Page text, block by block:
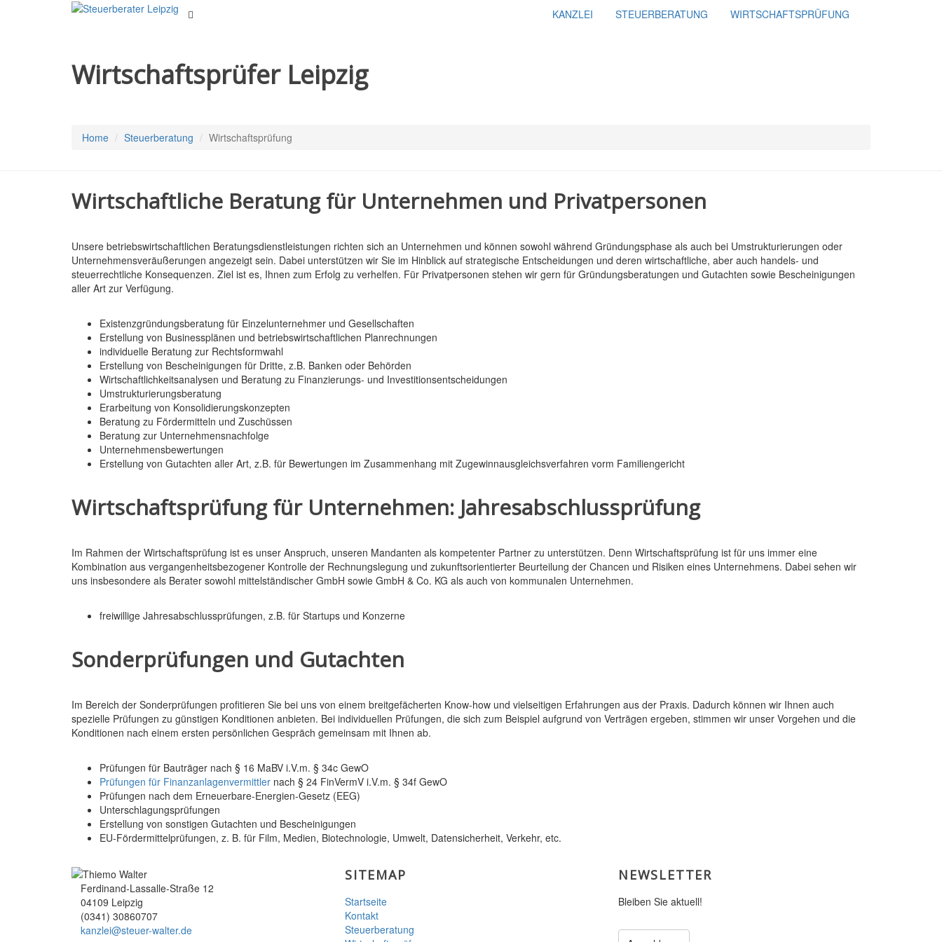
KANZLEI STEUERBERATUNG WIRTSCHAFTSPRÜFUNG
Wirtschaftsprüfer Leipzig
Home Steuerberatung Wirtschaftsprüfung
Wirtschaftliche Beratung für Unternehmen und Privatpersonen
Unsere betriebswirtschaftlichen Beratungsdienstleistungen richten sich an Unternehmen und können sowohl während Gründungsphase als auch bei Umstrukturierungen oder
Unternehmensveräußerungen angezeigt sein. Dabei unterstützen wir Sie im Hinblick auf strategische Entscheidungen und deren wirtschaftliche, aber auch handels- und
steuerrechtliche Konsequenzen. Ziel ist es, Ihnen zum Erfolg zu verhelfen. Für Privatpersonen stehen wir gern für Gründungsberatungen und Gutachten sowie Bescheinigungen
aller Art zur Verfügung.
Existenzgründungsberatung für Einzelunternehmer und Gesellschaften
Erstellung von Businessplänen und betriebswirtschaftlichen Planrechnungen
individuelle Beratung zur Rechtsformwahl
Erstellung von Bescheinigungen für Dritte, z.B. Banken oder Behörden
Wirtschaftlichkeitsanalysen und Beratung zu Finanzierungs- und Investitionsentscheidungen
Umstrukturierungsberatung
Erarbeitung von Konsolidierungskonzepten
Beratung zu Fördermitteln und Zuschüssen
Beratung zur Unternehmensnachfolge
Unternehmensbewertungen
Erstellung von Gutachten aller Art, z.B. für Bewertungen im Zusammenhang mit Zugewinnausgleichsverfahren vorm Familiengericht
Wirtschaftsprüfung für Unternehmen: Jahresabschlussprüfung
Im Rahmen der Wirtschaftsprüfung ist es unser Anspruch, unseren Mandanten als kompetenter Partner zu unterstützen. Denn Wirtschaftsprüfung ist für uns immer eine
Kombination aus vergangenheitsbezogener Kontrolle der Rechnungslegung und zukunftsorientierter Beurteilung der Chancen und Risiken eines Unternehmens. Dabei sehen wir
uns insbesondere als Berater sowohl mittelständischer GmbH sowie GmbH & Co. KG als auch von kommunalen Unternehmen.
freiwillige Jahresabschlussprüfungen, z.B. für Startups und Konzerne
Sonderprüfungen und Gutachten
Im Bereich der Sonderprüfungen profitieren Sie bei uns von einem breitgefächerten Know-how und vielseitigen Erfahrungen aus der Praxis. Dadurch können wir Ihnen auch
spezielle Prüfungen zu günstigen Konditionen anbieten. Bei individuellen Prüfungen, die sich zum Beispiel aufgrund von Verträgen ergeben, stimmen wir unser Vorgehen und die
Konditionen nach einem ersten persönlichen Gespräch gemeinsam mit Ihnen ab.
Prüfungen für Bauträger nach § 16 MaBV i.V.m. § 34c GewO
Prüfungen für Finanzanlagenvermittler nach § 24 FinVermV i.V.m. § 34f GewO
Prüfungen nach dem Erneuerbare-Energien-Gesetz (EEG)
Unterschlagungsprüfungen
Erstellung von sonstigen Gutachten und Bescheinigungen
EU-Fördermittelprüfungen, z. B. für Film, Medien, Biotechnologie, Umwelt, Datensicherheit, Verkehr, etc.
Ferdinand-Lassalle-Straße 12
04109 Leipzig
(0341) 30860707
kanzlei@steuer-walter.de
SITEMAP
Startseite
Kontakt
Steuerberatung
NEWSLETTER
Bleiben Sie aktuell!